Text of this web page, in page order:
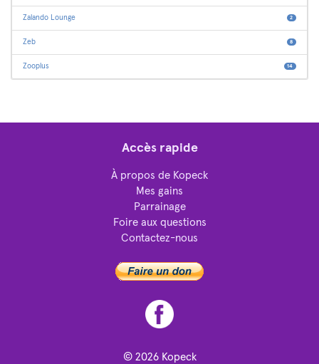
Zalando Lounge 2
Zeb 8
Zooplus 14
Accès rapide
À propos de Kopeck
Mes gains
Parrainage
Foire aux questions
Contactez-nous
© 2026 Kopeck